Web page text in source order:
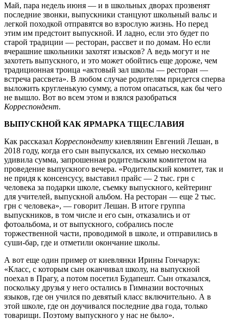
Май, пара недель июня — и в школьных дворах прозвенят
последние звонки, выпускники станцуют школьный вальс и
легкой походкой отправятся во взрослую жизнь. Но перед
этим им предстоит выпускной. И ладно, если это будет по
старой традиции — ресторан, рассвет и по домам. Но если
вчерашние школьники захотят изысков? А ведь могут и не
захотеть выпускного, и это может обойтись еще дороже, чем
традиционная троица «актовый зал школы — ресторан —
встреча рассвета». В любом случае родителям придется сперва
выложить кругленькую сумму, а потом опасаться, как бы чего
не вышло. Вот во всем этом и взялся разобраться
Корреспондент.
ВЫПУСКНОЙ КАК ЯРМАРКА ТЩЕСЛАВИЯ
Как рассказал Корреспонденту киевлянин Евгений Лешан, в
2018 году, когда его сын выпускался, их семью несколько
удивила сумма, запрошенная родительским комитетом на
проведение выпускного вечера. «Родительский комитет, так и
не придя к консенсусу, выставил прайс — 2 тыс. грн с
человека за подарки школе, съемку выпускного, кейтеринг
для учителей, выпускной альбом. На ресторан — еще 2 тыс.
грн с человека», — говорит Лешан. В итоге группа
выпускников, в том числе и его сын, отказались и от
фотоальбома, и от выпускного, собрались после
торжественной части, проводимой в школе, и отправились в
суши-бар, где и отметили окончание школы.
А вот еще один пример от киевлянки Ирины Гончарук:
«Класс, с которым сын оканчивал школу, на выпускной
поехал в Прагу, а потом посетил Будапешт. Сын отказался,
поскольку друзья у него остались в Гимназии восточных
языков, где он учился по девятый класс включительно. А в
этой школе, где он доучивался последние два года, только
товарищи. Поэтому выпускного у нас не было».